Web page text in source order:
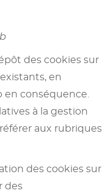
des cookies sur
en
en conséquence.
à la gestion
aux rubriques
des cookies sur
des